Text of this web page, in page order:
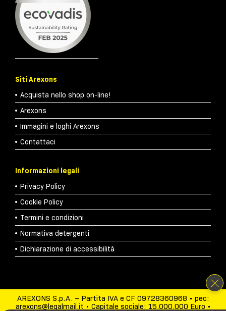
Siti Arexons
Acquista nello shop on-line!
Arexons
Immagini e loghi Arexons
Contattaci
Informazioni legali
Privacy Policy
Cookie Policy
Termini e condizioni
Normativa detergenti
Dichiarazione di accessibilità
AREXONS S.p.A. – Partita IVA e CF 09728360968 • pec:
arexons@legalmail.it • Capitale sociale: 15.000.000 Euro •